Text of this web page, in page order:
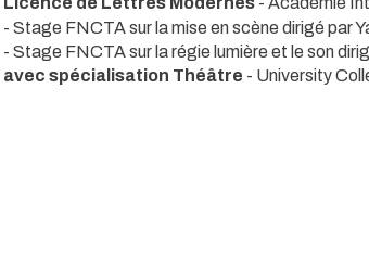
- Stage FNCTA sur la mise en scène dirigé par
- Stage FNCTA sur la régie lumière et le son
avec spécialisation Théâtre - University